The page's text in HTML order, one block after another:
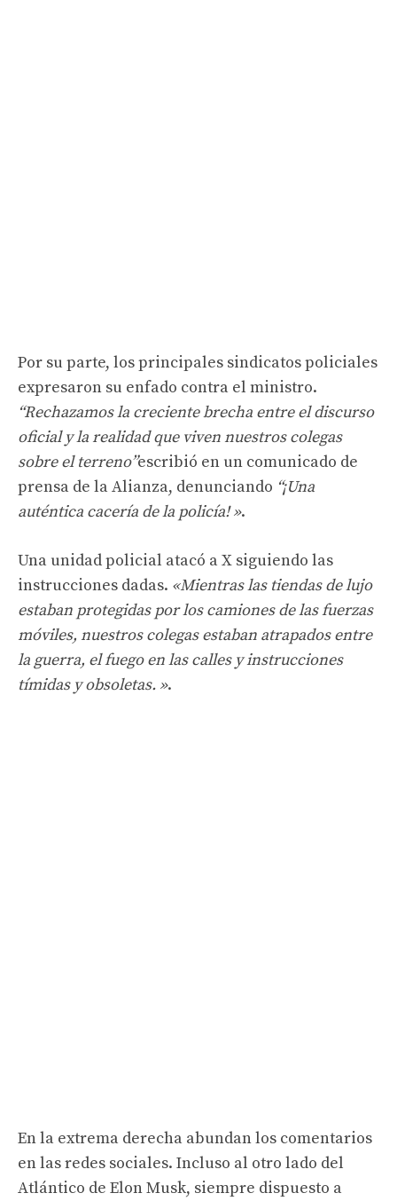
Por su parte, los principales sindicatos policiales
expresaron su enfado contra el ministro.
“Rechazamos la creciente brecha entre el discurso
oficial y la realidad que viven nuestros colegas
sobre el terreno”escribió en un comunicado de
prensa de la Alianza, denunciando “¡Una
auténtica cacería de la policía! ».
Una unidad policial atacó a X siguiendo las
instrucciones dadas. «Mientras las tiendas de lujo
estaban protegidas por los camiones de las fuerzas
móviles, nuestros colegas estaban atrapados entre
la guerra, el fuego en las calles y instrucciones
tímidas y obsoletas. ».
En la extrema derecha abundan los comentarios
en las redes sociales. Incluso al otro lado del
Atlántico de Elon Musk, siempre dispuesto a